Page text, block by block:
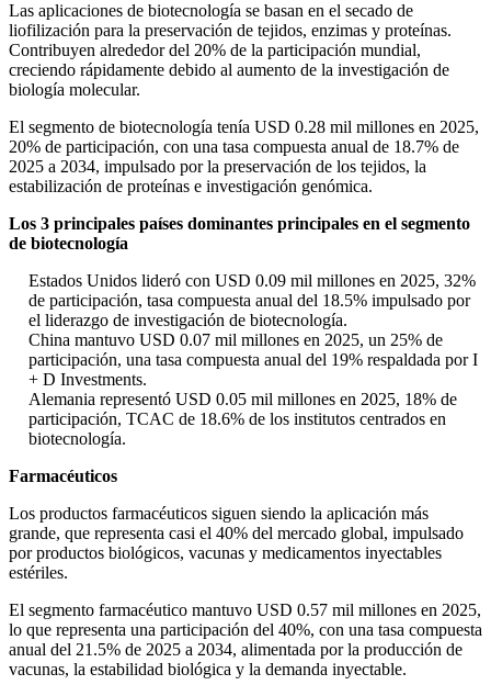
Las aplicaciones de biotecnología se basan en el secado de
liofilización para la preservación de tejidos, enzimas y proteínas.
Contribuyen alrededor del 20% de la participación mundial,
creciendo rápidamente debido al aumento de la investigación de
biología molecular.
El segmento de biotecnología tenía USD 0.28 mil millones en 2025,
20% de participación, con una tasa compuesta anual de 18.7% de
2025 a 2034, impulsado por la preservación de los tejidos, la
estabilización de proteínas e investigación genómica.
Los 3 principales países dominantes principales en el segmento
de biotecnología
Estados Unidos lideró con USD 0.09 mil millones en 2025, 32%
de participación, tasa compuesta anual del 18.5% impulsado por
el liderazgo de investigación de biotecnología.
China mantuvo USD 0.07 mil millones en 2025, un 25% de
participación, una tasa compuesta anual del 19% respaldada por I
+ D Investments.
Alemania representó USD 0.05 mil millones en 2025, 18% de
participación, TCAC de 18.6% de los institutos centrados en
biotecnología.
Farmacéuticos
Los productos farmacéuticos siguen siendo la aplicación más
grande, que representa casi el 40% del mercado global, impulsado
por productos biológicos, vacunas y medicamentos inyectables
estériles.
El segmento farmacéutico mantuvo USD 0.57 mil millones en 2025,
lo que representa una participación del 40%, con una tasa compuesta
anual del 21.5% de 2025 a 2034, alimentada por la producción de
vacunas, la estabilidad biológica y la demanda inyectable.